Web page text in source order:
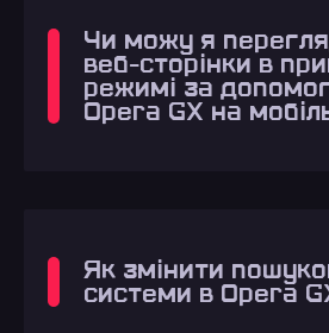
Чи можу я
веб-сторінки в
режимі за
Opera GX на
Як змінити
системи в Opera